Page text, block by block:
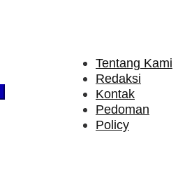
Tentang Kami
Redaksi
Kontak
Pedoman
Policy